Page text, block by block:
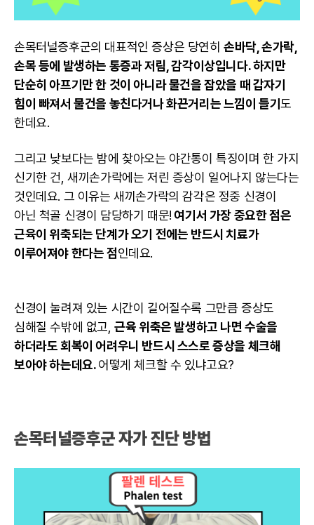
손목터널증후군의 대표적인 증상은 당연히손바닥, 손가락,
손목 등에 발생하는 통증과 저림, 감각이상입니다. 하지만
단순히 아프기만 한 것이 아니라 물건을 잡았을 때 갑자기
힘이 빠져서 물건을 놓친다거나 화끈거리는 느낌이 들기도
한데요.
그리고 낮보다는 밤에 찾아오는 야간통이 특징이며 한 가지
신기한 건, 새끼손가락에는 저린 증상이 일어나지 않는다는
것인데요. 그 이유는 새끼손가락의 감각은 정중 신경이
아닌 척골 신경이 담당하기 때문!여기서 가장 중요한 점은
근육이 위축되는 단계가 오기 전에는 반드시 치료가
이루어져야 한다는 점인데요.
신경이 눌려져 있는 시간이 길어질수록 그만큼 증상도
심해질 수밖에 없고,근육 위축은 발생하고 나면 수술을
하더라도 회복이 어려우니 반드시 스스로 증상을 체크해
보아야 하는데요.어떻게 체크할 수 있냐고요?
손목터널증후군 자가 진단 방법